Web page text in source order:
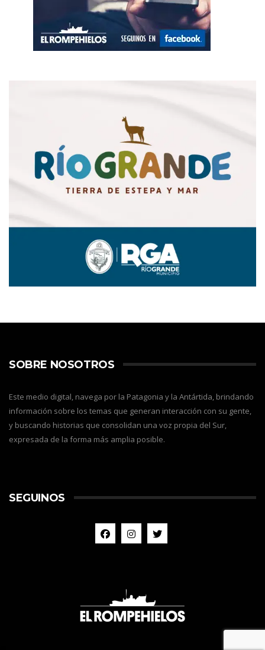
SOBRE NOSOTROS
Este medio digital, navega por la Patagonia y la Antártida, brindando
información sobre los temas que generan interacción con su gente,
y buscando historias que consolidan una voz propia del Sur,
expresada de la forma más amplia posible.
SEGUINOS